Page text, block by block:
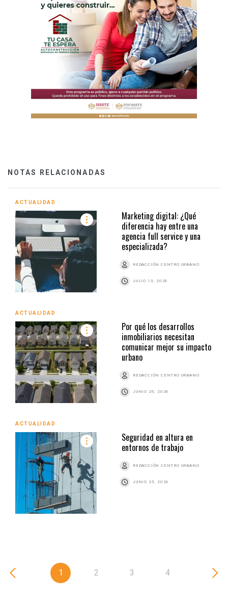
NOTAS RELACIONADAS
ACTUALIDAD
Marketing digital: ¿Qué
diferencia hay entre una
agencia full service y una
especializada?
REDACCIÓN CENTRO URBANO
JULIO 13, 2026
ACTUALIDAD
Por qué los desarrollos
inmobiliarios necesitan
comunicar mejor su impacto
urbano
REDACCIÓN CENTRO URBANO
JUNIO 26, 2026
ACTUALIDAD
Seguridad en altura en
entornos de trabajo
REDACCIÓN CENTRO URBANO
JUNIO 25, 2026
1 2 3 4